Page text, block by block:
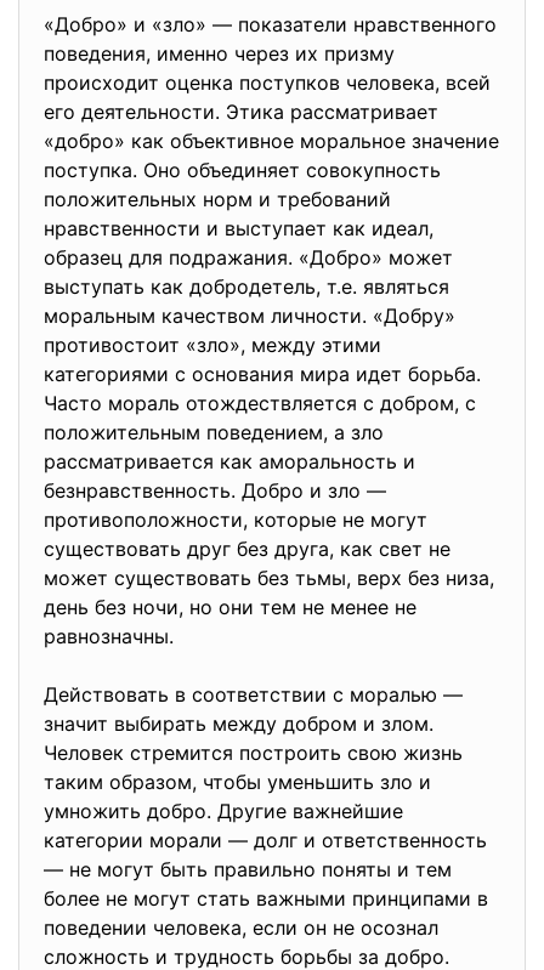
«Добро» и «зло» — показатели нравственного
поведения, именно через их призму
происходит оценка поступков человека, всей
его деятельности. Этика рассматривает
«добро» как объективное моральное значение
поступка. Оно объединяет совокупность
положительных норм и требований
нравственности и выступает как идеал,
образец для подражания. «Добро» может
выступать как добродетель, т.е. являться
моральным качеством личности. «Добру»
противостоит «зло», между этими
категориями с основания мира идет борьба.
Часто мораль отождествляется с добром, с
положительным поведением, а зло
рассматривается как аморальность и
безнравственность. Добро и зло —
противоположности, которые не могут
существовать друг без друга, как свет не
может существовать без тьмы, верх без низа,
день без ночи, но они тем не менее не
равнозначны.
Действовать в соответствии с моралью —
значит выбирать между добром и злом.
Человек стремится построить свою жизнь
таким образом, чтобы уменьшить зло и
умножить добро. Другие важнейшие
категории морали — долг и ответственность
— не могут быть правильно поняты и тем
более не могут стать важными принципами в
поведении человека, если он не осознал
сложность и трудность борьбы за добро.